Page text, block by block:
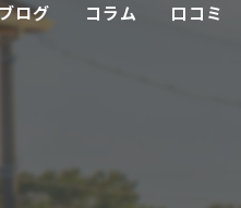
ログ コラム 口コミ